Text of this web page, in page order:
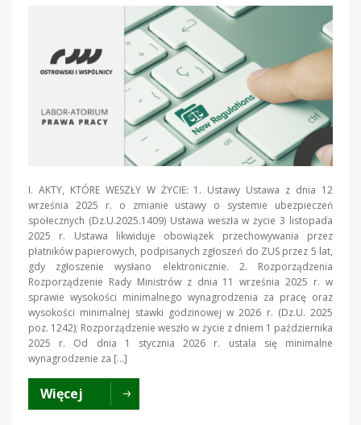
I. AKTY, KTÓRE WESZŁY W ŻYCIE: 1. Ustawy Ustawa z dnia 12
września 2025 r. o zmianie ustawy o systemie ubezpieczeń
społecznych (Dz.U.2025.1409) Ustawa weszła w życie 3 listopada
2025 r. Ustawa likwiduje obowiązek przechowywania przez
płatników papierowych, podpisanych zgłoszeń do ZUS przez 5 lat,
gdy zgłoszenie wysłano elektronicznie. 2. Rozporządzenia
Rozporządzenie Rady Ministrów z dnia 11 września 2025 r. w
sprawie wysokości minimalnego wynagrodzenia za pracę oraz
wysokości minimalnej stawki godzinowej w 2026 r. (Dz.U. 2025
poz. 1242); Rozporządzenie weszło w życie z dniem 1 października
2025 r. Od dnia 1 stycznia 2026 r. ustala się minimalne
wynagrodzenie za […]
Więcej